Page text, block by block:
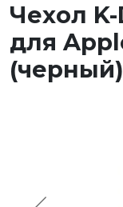
Чехол
для
(черный)